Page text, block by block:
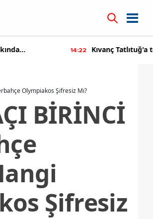
teklif üstüne teklif 14:12
Süheyl ve
Olympiakos Şifresiz Mi?
BİRİNCİ
Şifresiz